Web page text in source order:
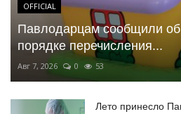
OFFICIAL
Павлодарцам сообщили об
порядке перечисления...
Авг 7, 2026 0 53
Лето принесло